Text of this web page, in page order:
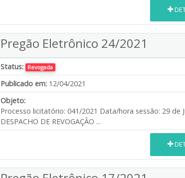
Pregão Eletrônico 24/2021
Status: Revogada
Publicado em: 12/04/2021
Objeto:
Processo licitatório: 041/2021 Data/hora sessão: 29 de
DESPACHO DE REVOGAÇÃO ...